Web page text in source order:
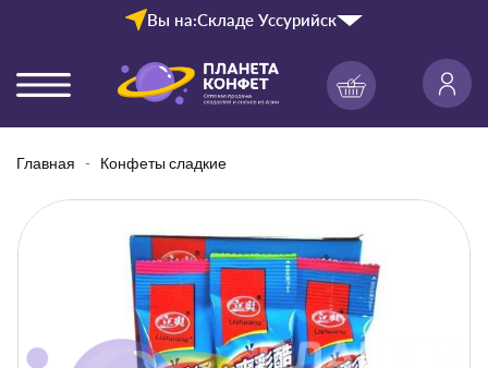
Вы на:Складе Уссурийск
Главная Конфеты сладкие